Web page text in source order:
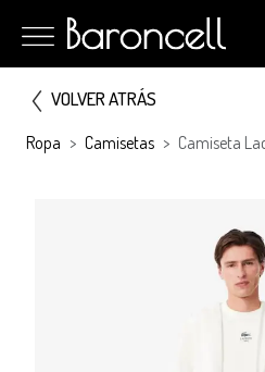
VOLVER ATRÁS
Ropa Camisetas Camiseta